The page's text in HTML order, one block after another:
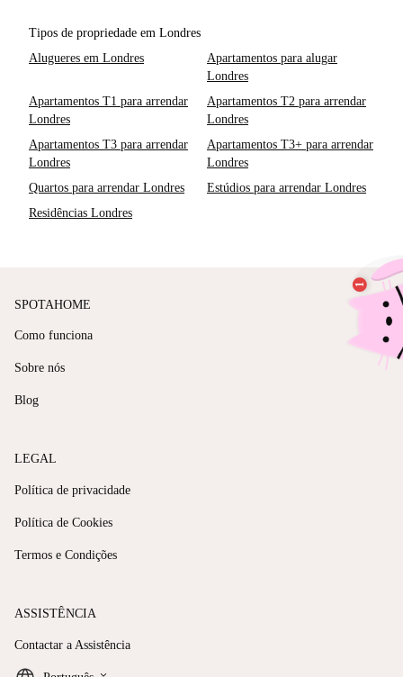
Tipos de propriedade em Londres
Alugueres em Londres
Apartamentos para alugar
Londres
Apartamentos T1 para arrendar
Londres
Apartamentos T2 para arrendar
Londres
Apartamentos T3 para arrendar
Londres
Apartamentos T3+ para arrendar
Londres
Quartos para arrendar Londres
Estúdios para arrendar Londres
Residências Londres
SPOTAHOME
Como funciona
Sobre nós
Blog
LEGAL
Política de privacidade
Política de Cookies
Termos e Condições
ASSISTÊNCIA
Contactar a Assistência